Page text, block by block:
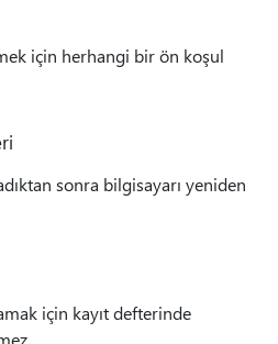
için herhangi bir ön koşul
sonra bilgisayarı yeniden
için kayıt defterinde